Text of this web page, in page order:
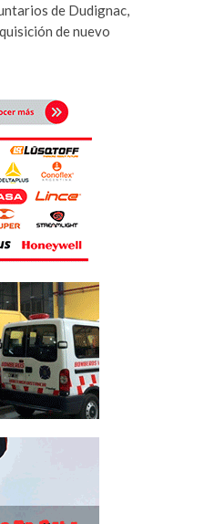
de Dudignac,
de nuevo